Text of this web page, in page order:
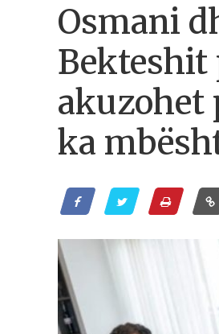
Osmani
Bekteshit
akuzohet
ka